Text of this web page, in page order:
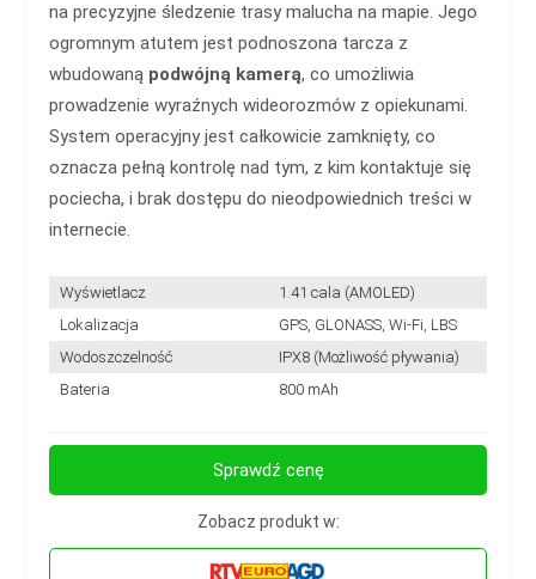
na precyzyjne śledzenie trasy malucha na mapie. Jego
ogromnym atutem jest podnoszona tarcza z
wbudowaną podwójną kamerą, co umożliwia
prowadzenie wyraźnych wideorozmów z opiekunami.
System operacyjny jest całkowicie zamknięty, co
oznacza pełną kontrolę nad tym, z kim kontaktuje się
pociecha, i brak dostępu do nieodpowiednich treści w
internecie.
Wyświetlacz
1.41 cala (AMOLED)
Lokalizacja
GPS, GLONASS, Wi-Fi, LBS
Wodoszczelność
IPX8 (Możliwość pływania)
Bateria
800 mAh
Sprawdź cenę
Zobacz produkt w: